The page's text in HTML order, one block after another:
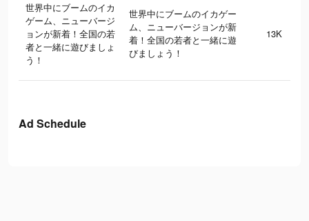
世界中にブームのイカ
ゲーム、ニューバージ
ョンが新着！全国の若
者と一緒に遊びましょ
う！
世界中にブームのイカゲー
ム、ニューバージョンが新
着！全国の若者と一緒に遊
びましょう！
13K
Ad Schedule